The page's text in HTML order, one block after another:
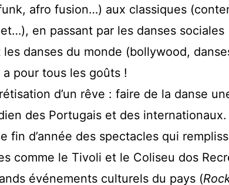
afro fusion…) aux classiques
en passant par les danses sociales
danses du monde (bollywood,
pour tous les goûts !
d’un rêve : faire de la danse
des Portugais et des internationaux.
fin d’année des spectacles qui
comme le Tivoli et le Coliseu dos
événements culturels du pays (